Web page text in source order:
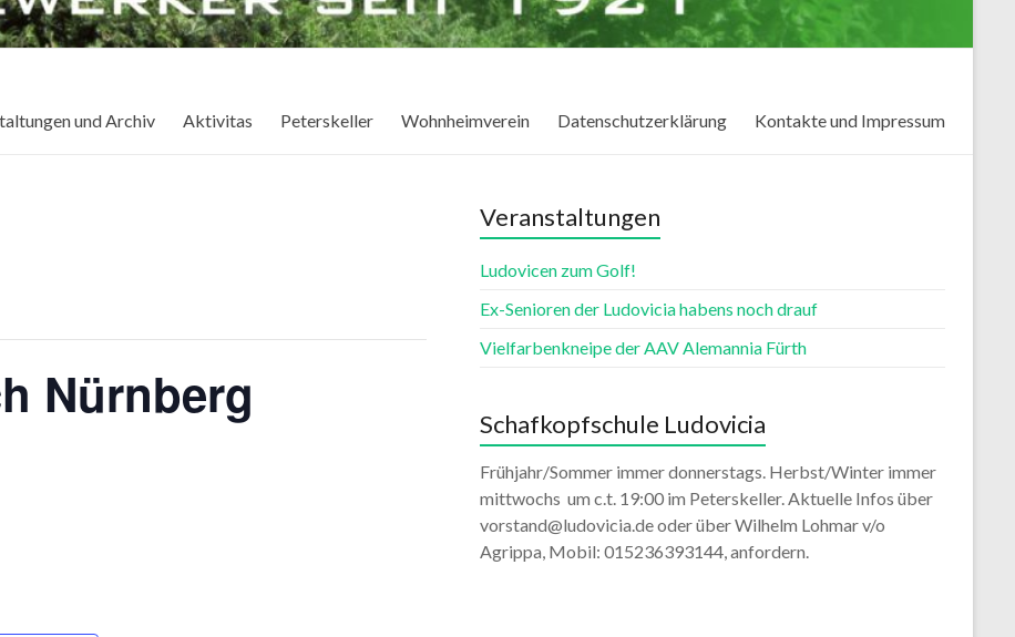
und Archiv Aktivitas Peterskeller Wohnheimverein Datenschutzerklärung Kontakte und Impressum
Nürnberg
Veranstaltungen
Ludovicen zum Golf!
Ex-Senioren der Ludovicia habens noch drauf
Vielfarbenkneipe der AAV Alemannia Fürth
Schafkopfschule Ludovicia
Frühjahr/Sommer immer donnerstags. Herbst/Winter immer
mittwochs um c.t. 19:00 im Peterskeller. Aktuelle Infos über
vorstand@ludovicia.de oder über Wilhelm Lohmar v/o
Agrippa, Mobil: 015236393144, anfordern.